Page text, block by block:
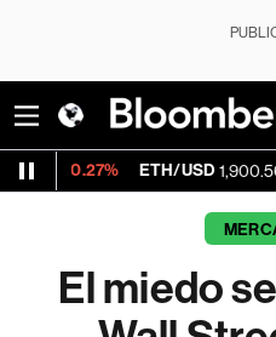
USD 1,900.563 -0.28%
El miedo